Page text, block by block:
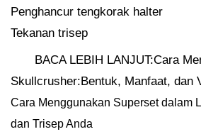
Penghancur tengkorak halter
Tekanan trisep
BACA LEBIH LANJUT:Cara
Skullcrusher:Bentuk, Manfaat, dan
Cara Menggunakan Superset dalam
dan Trisep Anda